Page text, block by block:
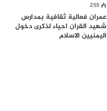
255
عمران فعالية ثقافية بمدارس
شهيد القران احياء لذكرى دخول
اليمنيين الاسلام